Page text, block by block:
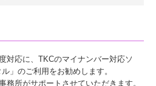
対応に、TKCのマイナンバー対応ソ
」のご利用をお勧めします。
務所がサポートさせていただきます。